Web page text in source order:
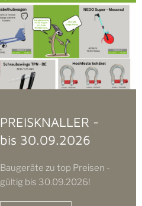
PREISKNALLER -
bis 30.09.2026
Baugeräte zu top Preisen -
gültig bis 30.09.2026!